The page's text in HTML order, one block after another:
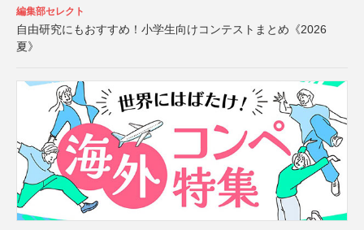
編集部セレクト
自由研究にもおすすめ！小学生向けコンテストまとめ《2026
夏》